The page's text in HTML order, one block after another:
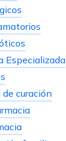
Especializada
curación